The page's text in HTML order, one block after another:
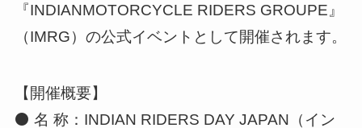
『INDIANMOTORCYCLE RIDERS GROUPE』
（IMRG）の公式イベントとして開催されます。
【開催概要】
⚫ 名 称：INDIAN RIDERS DAY JAPAN（イン